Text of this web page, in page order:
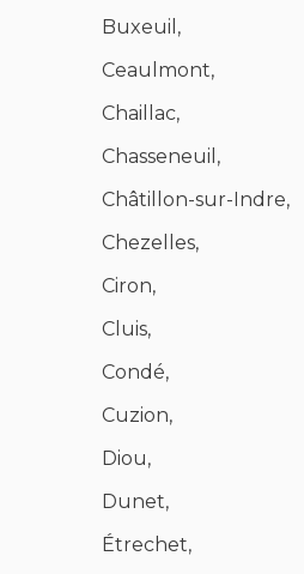
Buxeuil,
Ceaulmont,
Chaillac,
Chasseneuil,
Châtillon-sur-Indre,
Chezelles,
Ciron,
Cluis,
Condé,
Cuzion,
Diou,
Dunet,
Étrechet,